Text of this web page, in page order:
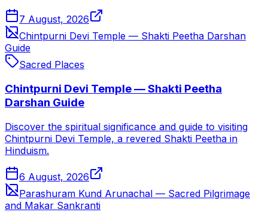
7 August, 2026
Chintpurni Devi Temple — Shakti Peetha Darshan
Guide
Sacred Places
Chintpurni Devi Temple — Shakti Peetha
Darshan Guide
Discover the spiritual significance and guide to visiting
Chintpurni Devi Temple, a revered Shakti Peetha in
Hinduism.
6 August, 2026
Parashuram Kund Arunachal — Sacred Pilgrimage
and Makar Sankranti